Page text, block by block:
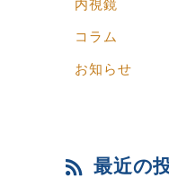
内視鏡
コラム
お知らせ
最近の